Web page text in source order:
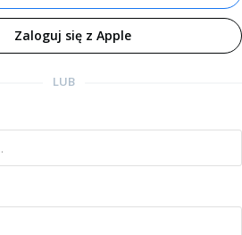
Zaloguj się z Apple
LUB